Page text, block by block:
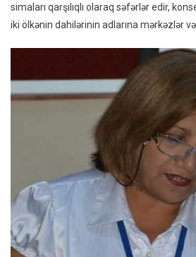
simaları qarşılıqlı olaraq səfərlər edir,
iki ölkənin dahilərinin adlarına mərkəzlər və